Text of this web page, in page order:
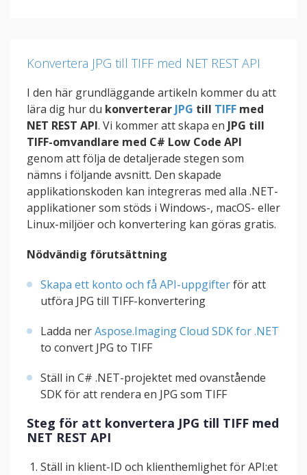
Konvertera JPG till TIFF med NET REST API
I den här grundläggande artikeln kommer du att
lära dig hur du konverterar JPG till TIFF med
NET REST API. Vi kommer att skapa en JPG till
TIFF-omvandlare med C# Low Code API
genom att följa de detaljerade stegen som
nämns i följande avsnitt. Den skapade
applikationskoden kan integreras med alla .NET-
applikationer som stöds i Windows-, macOS- eller
Linux-miljöer och konvertering kan göras gratis.
Nödvändig förutsättning
Skapa ett konto och få API-uppgifterför att
utföra JPG till TIFF-konvertering
Ladda nerAspose.Imaging Cloud SDK for .NET
to convert JPG to TIFF
Ställ in C# .NET-projektet med ovanstående
SDK för att rendera en JPG som TIFF
Steg för att konvertera JPG till TIFF med
NET REST API
Ställ in klient-ID och klienthemlighet för API:et